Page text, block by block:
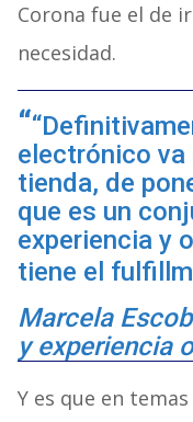
Corona fue el de
necesidad.
electrónico va
tienda, de
que es un
experiencia y
tiene el
Marcela
y experiencia
Y es que en